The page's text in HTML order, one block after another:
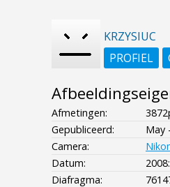
KRZYSIUC
PROFIEL
Afmetingen:
Gepubliceerd:
May
Camera:
Datum:
Diafragma: